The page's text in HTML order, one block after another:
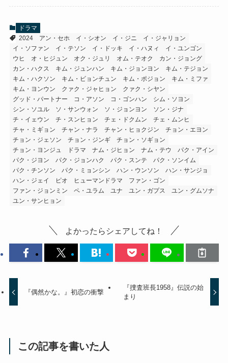
ドラマ
2024
アン・セホ イ・シオン イ・ジニ
イ・ジャリョン
イ・ソファン
イ・テソン イ・ドッキ イ・ハヌィ
イ・ユンゴン
ウヒ
オ・ヒジュン オク・ジュリ オム・テオク
カン・ジョング
カン・ハクス
キム・ジュンハン キム・ジョンヨン
キム・テジョン
キム・ハクソン
キム・ビョンチュン キム・ポジョン
キム・ミファ
キム・ヨンウン
クァク・ジャヒョン
クァク・シヤン
グッド・パートナー
コ・アソン コ・ゴンハン
シム・ソヨン
シン・ソユル
ソ・サンウォン ソ・ジョンヨン
ソン・ジナ
チ・イェウン
チ・スンヒョン チェ・ドクムン
チェ・ムンヒ
チャ・ミギョン
チャン・ナラ チャン・ヒョクジン
チョン・エヨン
チョン・ジェソン
チョン・ジンギ
チョン・ソギョン
チョン・ヨンジュ
ドラマ ナム・ジヒョン ナム・テウ
パク・アイン
パク・ジヨン
パク・ジョンハク パク・スンテ
パク・ソンイム
パク・チンソン
パク・ミョンシン ハン・ウンソン
ハン・サンジョ
ハン・ジェイ
ピオ ヒューマンドラマ
ファン・ゴン
ファン・ジョンミン
ペ・ユラム ユナ ユン・ガプス
ユン・グムソナ
ユン・サンヒョン
よかったらシェアしてね！
『偶然かな。』初恋の衝撃
『捜査班長1958』伝説の始
まり
この記事を書いた人